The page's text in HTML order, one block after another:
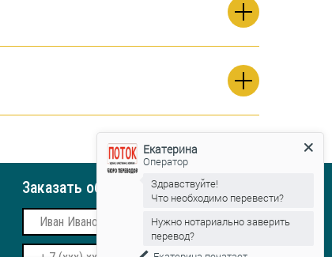
Заказать обратный звонок
Екатерина
Оператор
Здравствуйте!
Что необходимо перевести?
Нужно нотариально заверить
перевод?